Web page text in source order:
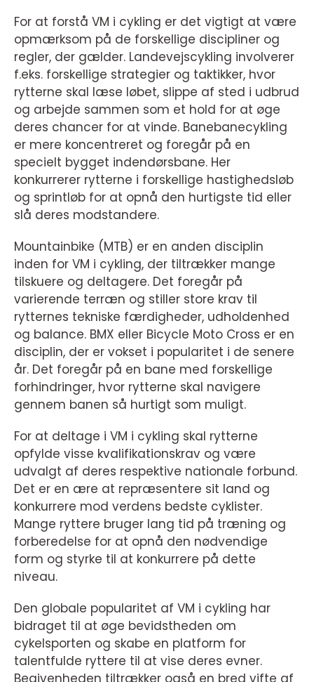
For at forstå VM i cykling er det vigtigt at være
opmærksom på de forskellige discipliner og
regler, der gælder. Landevejscykling involverer
f.eks. forskellige strategier og taktikker, hvor
rytterne skal læse løbet, slippe af sted i udbrud
og arbejde sammen som et hold for at øge
deres chancer for at vinde. Banebanecykling
er mere koncentreret og foregår på en
specielt bygget indendørsbane. Her
konkurrerer rytterne i forskellige hastighedsløb
og sprintløb for at opnå den hurtigste tid eller
slå deres modstandere.
Mountainbike (MTB) er en anden disciplin
inden for VM i cykling, der tiltrækker mange
tilskuere og deltagere. Det foregår på
varierende terræn og stiller store krav til
rytternes tekniske færdigheder, udholdenhed
og balance. BMX eller Bicycle Moto Cross er en
disciplin, der er vokset i popularitet i de senere
år. Det foregår på en bane med forskellige
forhindringer, hvor rytterne skal navigere
gennem banen så hurtigt som muligt.
For at deltage i VM i cykling skal rytterne
opfylde visse kvalifikationskrav og være
udvalgt af deres respektive nationale forbund.
Det er en ære at repræsentere sit land og
konkurrere mod verdens bedste cyklister.
Mange ryttere bruger lang tid på træning og
forberedelse for at opnå den nødvendige
form og styrke til at konkurrere på dette
niveau.
Den globale popularitet af VM i cykling har
bidraget til at øge bevidstheden om
cykelsporten og skabe en platform for
talentfulde ryttere til at vise deres evner.